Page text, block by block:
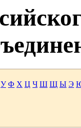
У Ф Х Ц Ч Ш Щ Ы Э